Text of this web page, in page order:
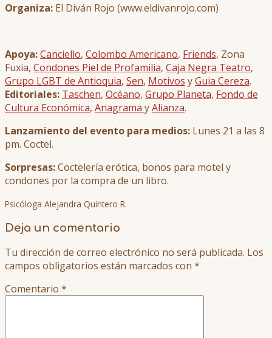
Organiza: El Diván Rojo (www.eldivanrojo.com)
Apoya:Canciello, Colombo Americano, Friends, Zona
Fuxia, Condones Piel de Profamilia, Caja Negra Teatro,
Grupo LGBT de Antioquia, Sen, Motivos yGuia Cereza.
Editoriales: Taschen, Océano, Grupo Planeta, Fondo de
Cultura Económica, Anagrama yAlianza.
Lanzamiento del evento para medios: Lunes 21 a las 8
pm. Coctel.
Sorpresas:Coctelería erótica, bonos para motel y
condones por la compra de un libro.
Psicóloga Alejandra Quintero R.
Deja un comentario
Tu dirección de correo electrónico no será publicada. Los
campos obligatorios están marcados con *
Comentario *